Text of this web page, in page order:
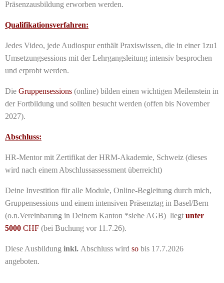
Präsenzausbildung erworben werden.
Qualifikationsverfahren:
Jedes Video, jede Audiospur enthält Praxiswissen, die in einer 1zu1
Umsetzungsessions mit der Lehrgangsleitung intensiv besprochen
und erprobt werden.
Die Gruppensessions (online) bilden einen wichtigen Meilenstein in
der Fortbildung und sollten besucht werden (offen bis November
2027).
Abschluss:
HR-Mentor mit Zertifikat der HRM-Akademie, Schweiz (dieses
wird nach einem Abschlussassessment überreicht)
Deine Investition für alle Module, Online-Begleitung durch mich,
Gruppensessions und einem intensiven Präsenztag in Basel/Bern
(o.n.Vereinbarung in Deinem Kanton *siehe AGB) liegt unter
5000 CHF (bei Buchung vor 11.7.26).
Diese Ausbildung inkl. Abschluss wird so bis 17.7.2026
angeboten.